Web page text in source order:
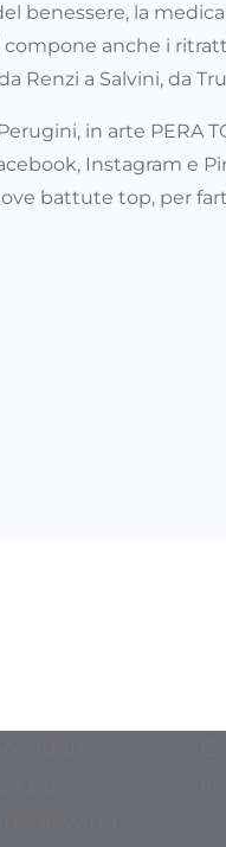
benessere, la
compone anche i
Renzi a Salvini, da
in arte PERA
Instagram e
battute top, per